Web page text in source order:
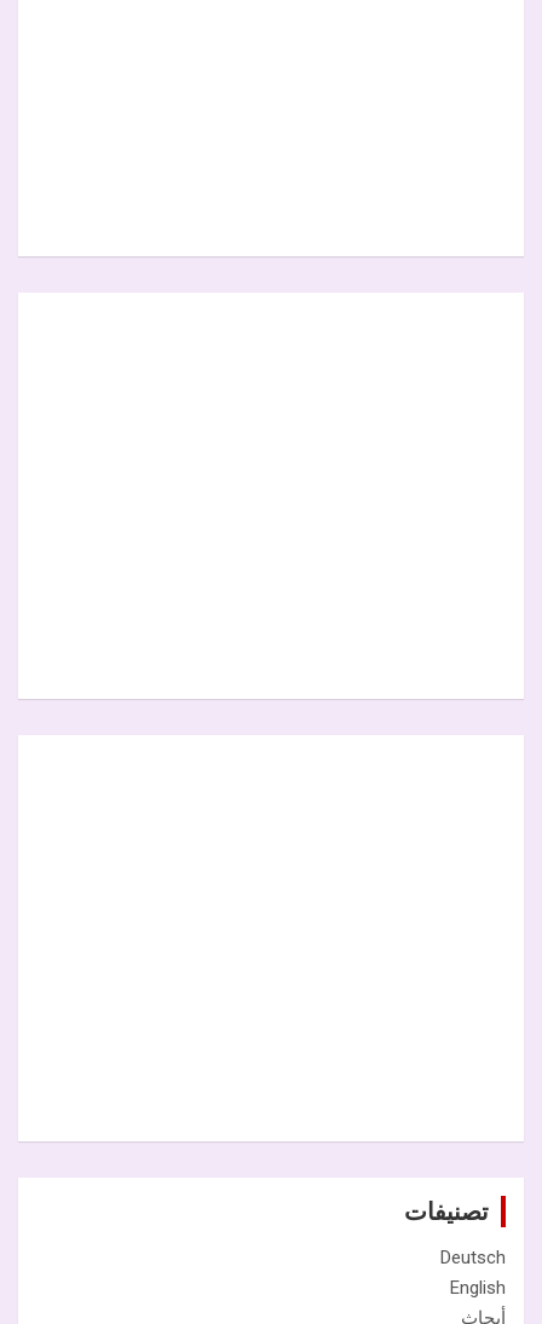
تصنيفات
Deutsch
English
أبحاث